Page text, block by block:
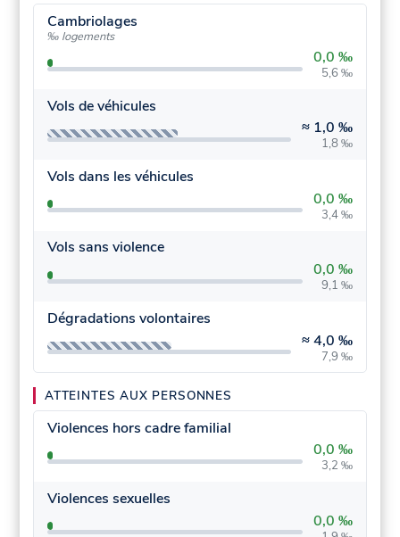
Cambriolages
‰ logements
0,0 ‰
5,6 ‰
Vols de véhicules
≈ 1,0 ‰
1,8 ‰
Vols dans les véhicules
0,0 ‰
3,4 ‰
Vols sans violence
0,0 ‰
9,1 ‰
Dégradations volontaires
≈4,0 ‰
7,9 ‰
ATTEINTES AUX PERSONNES
Violences hors cadre familial
0,0 ‰
3,2 ‰
Violences sexuelles
0,0 ‰